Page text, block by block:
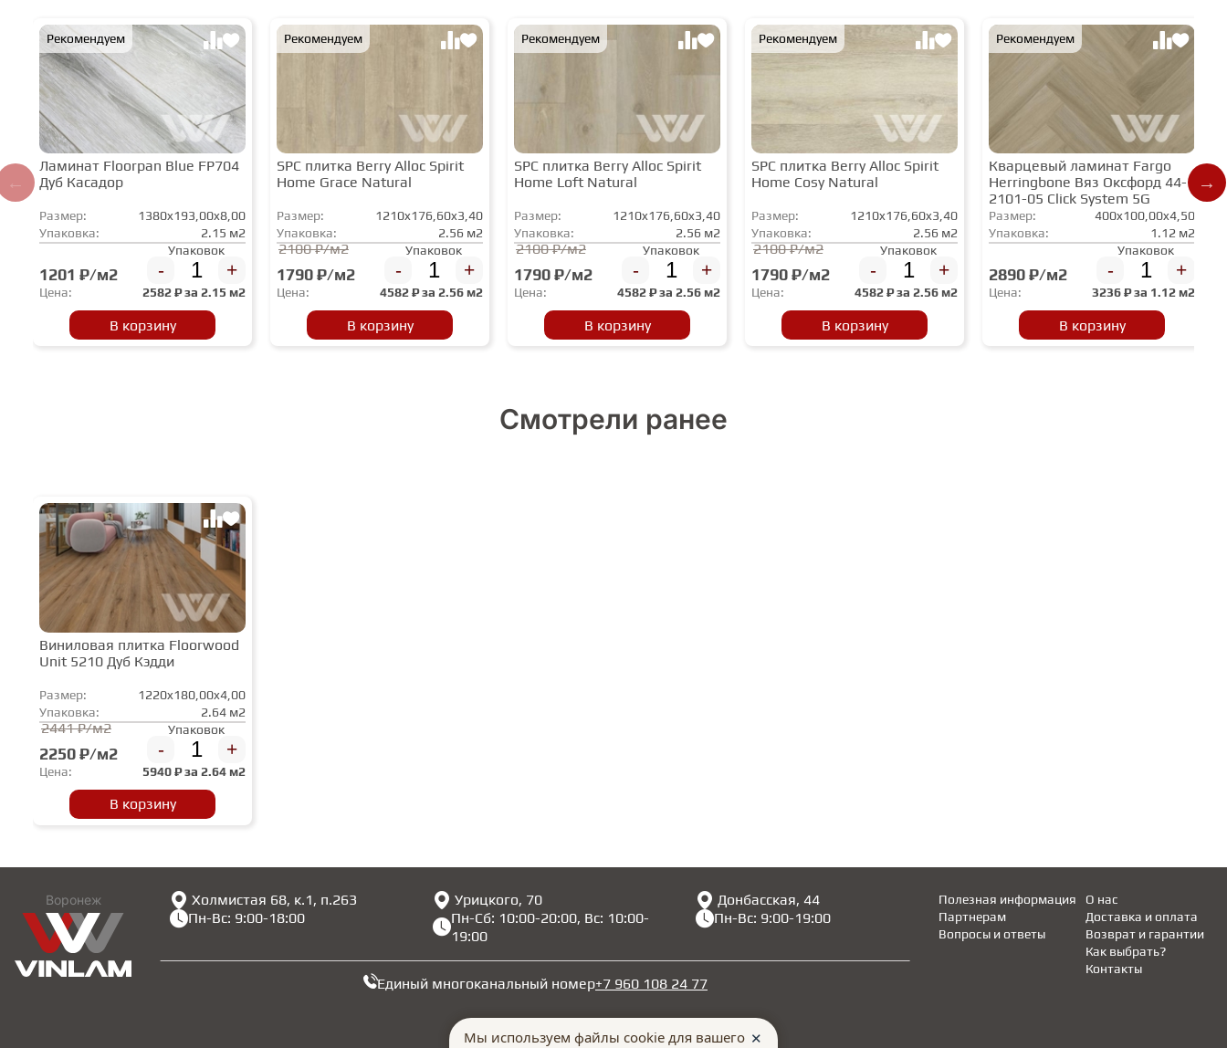
Рекомендуем
Ламинат Floorpan Blue FP704
Дуб Касадор
Размер:
1380x193,00x8,00
Упаковка:
2.15 м2
1201 ₽/м2
Упаковок
- +
Цена: 2582₽ за 2.15 м2
В корзину
Рекомендуем
SPC плитка Berry Alloc Spirit
Home Grace Natural
Размер:
1210x176,60x3,40
Упаковка:
2.56 м2
2100 ₽/м2
1790 ₽/м2
Упаковок
- +
Цена: 4582₽ за 2.56 м2
В корзину
Рекомендуем
SPC плитка Berry Alloc Spirit
Home Loft Natural
Размер:
1210x176,60x3,40
Упаковка:
2.56 м2
2100 ₽/м2
1790 ₽/м2
Упаковок
- +
Цена: 4582₽ за 2.56 м2
В корзину
Рекомендуем
SPC плитка Berry Alloc Spirit
Home Cosy Natural
Размер:
1210x176,60x3,40
Упаковка:
2.56 м2
2100 ₽/м2
1790 ₽/м2
Упаковок
- +
Цена: 4582₽ за 2.56 м2
В корзину
Рекомендуем
Кварцевый ламинат Fargo
Herringbone Вяз Оксфорд 44-
2101-05 Click System 5G
Размер:
400x100,00x4,50
Упаковка:
1.12 м2
2890 ₽/м2
Упаковок
- +
Цена: 3236₽ за 1.12 м2
В корзину
Смотрели ранее
Виниловая плитка Floorwood
Unit 5210 Дуб Кэдди
Размер:
1220x180,00x4,00
Упаковка:
2.64 м2
2441 ₽/м2
2250 ₽/м2
Упаковок
- +
Цена: 5940₽ за 2.64 м2
В корзину
Воронеж
Холмистая 68, к.1, п.263
Пн-Вс: 9:00-18:00
Урицкого, 70
Пн-Сб: 10:00-20:00, Вс: 10:00-
19:00
Донбасская, 44
Пн-Вс: 9:00-19:00
Единый многоканальный номер+7 960 108 24 77
Полезная информация
Партнерам
Вопросы и ответы
Доставка и оплата
Возврат и гарантии
Как выбрать?
О нас
Контакты
Мы используем файлы cookie для вашего ✕